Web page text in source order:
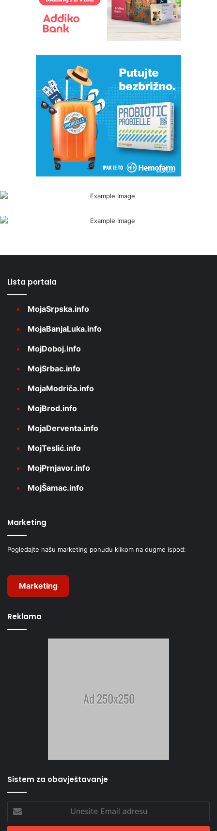
Lista portala
MojaSrpska.info
MojaBanjaLuka.info
MojDoboj.info
MojSrbac.info
MojaModriča.info
MojBrod.info
MojaDerventa.info
MojTeslić.info
MojPrnjavor.info
MojŠamac.info
Marketing
Pogledajte našu marketing ponudu klikom na dugme ispod:
Marketing
Reklama
Sistem za obavještavanje
Email
adresu